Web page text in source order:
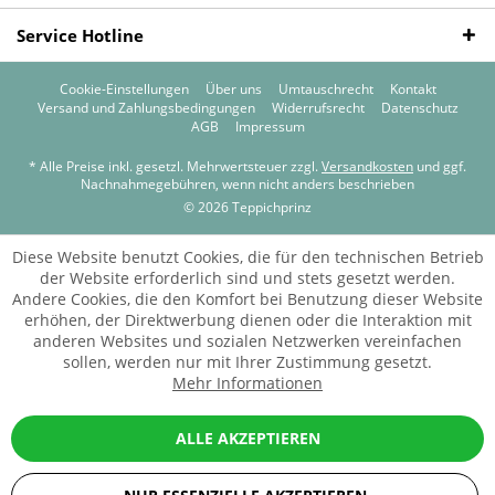
Service Hotline
Cookie-Einstellungen Über uns Umtauschrecht
Kontakt
Versand und Zahlungsbedingungen
Widerrufsrecht
Datenschutz
AGB
Impressum
* Alle Preise inkl. gesetzl. Mehrwertsteuer zzgl. Versandkosten und ggf.
Nachnahmegebühren, wenn nicht anders beschrieben
© 2026 Teppichprinz
Diese Website benutzt Cookies, die für den technischen Betrieb
der Website erforderlich sind und stets gesetzt werden.
Andere Cookies, die den Komfort bei Benutzung dieser Website
erhöhen, der Direktwerbung dienen oder die Interaktion mit
anderen Websites und sozialen Netzwerken vereinfachen
sollen, werden nur mit Ihrer Zustimmung gesetzt.
Mehr Informationen
ALLE AKZEPTIEREN